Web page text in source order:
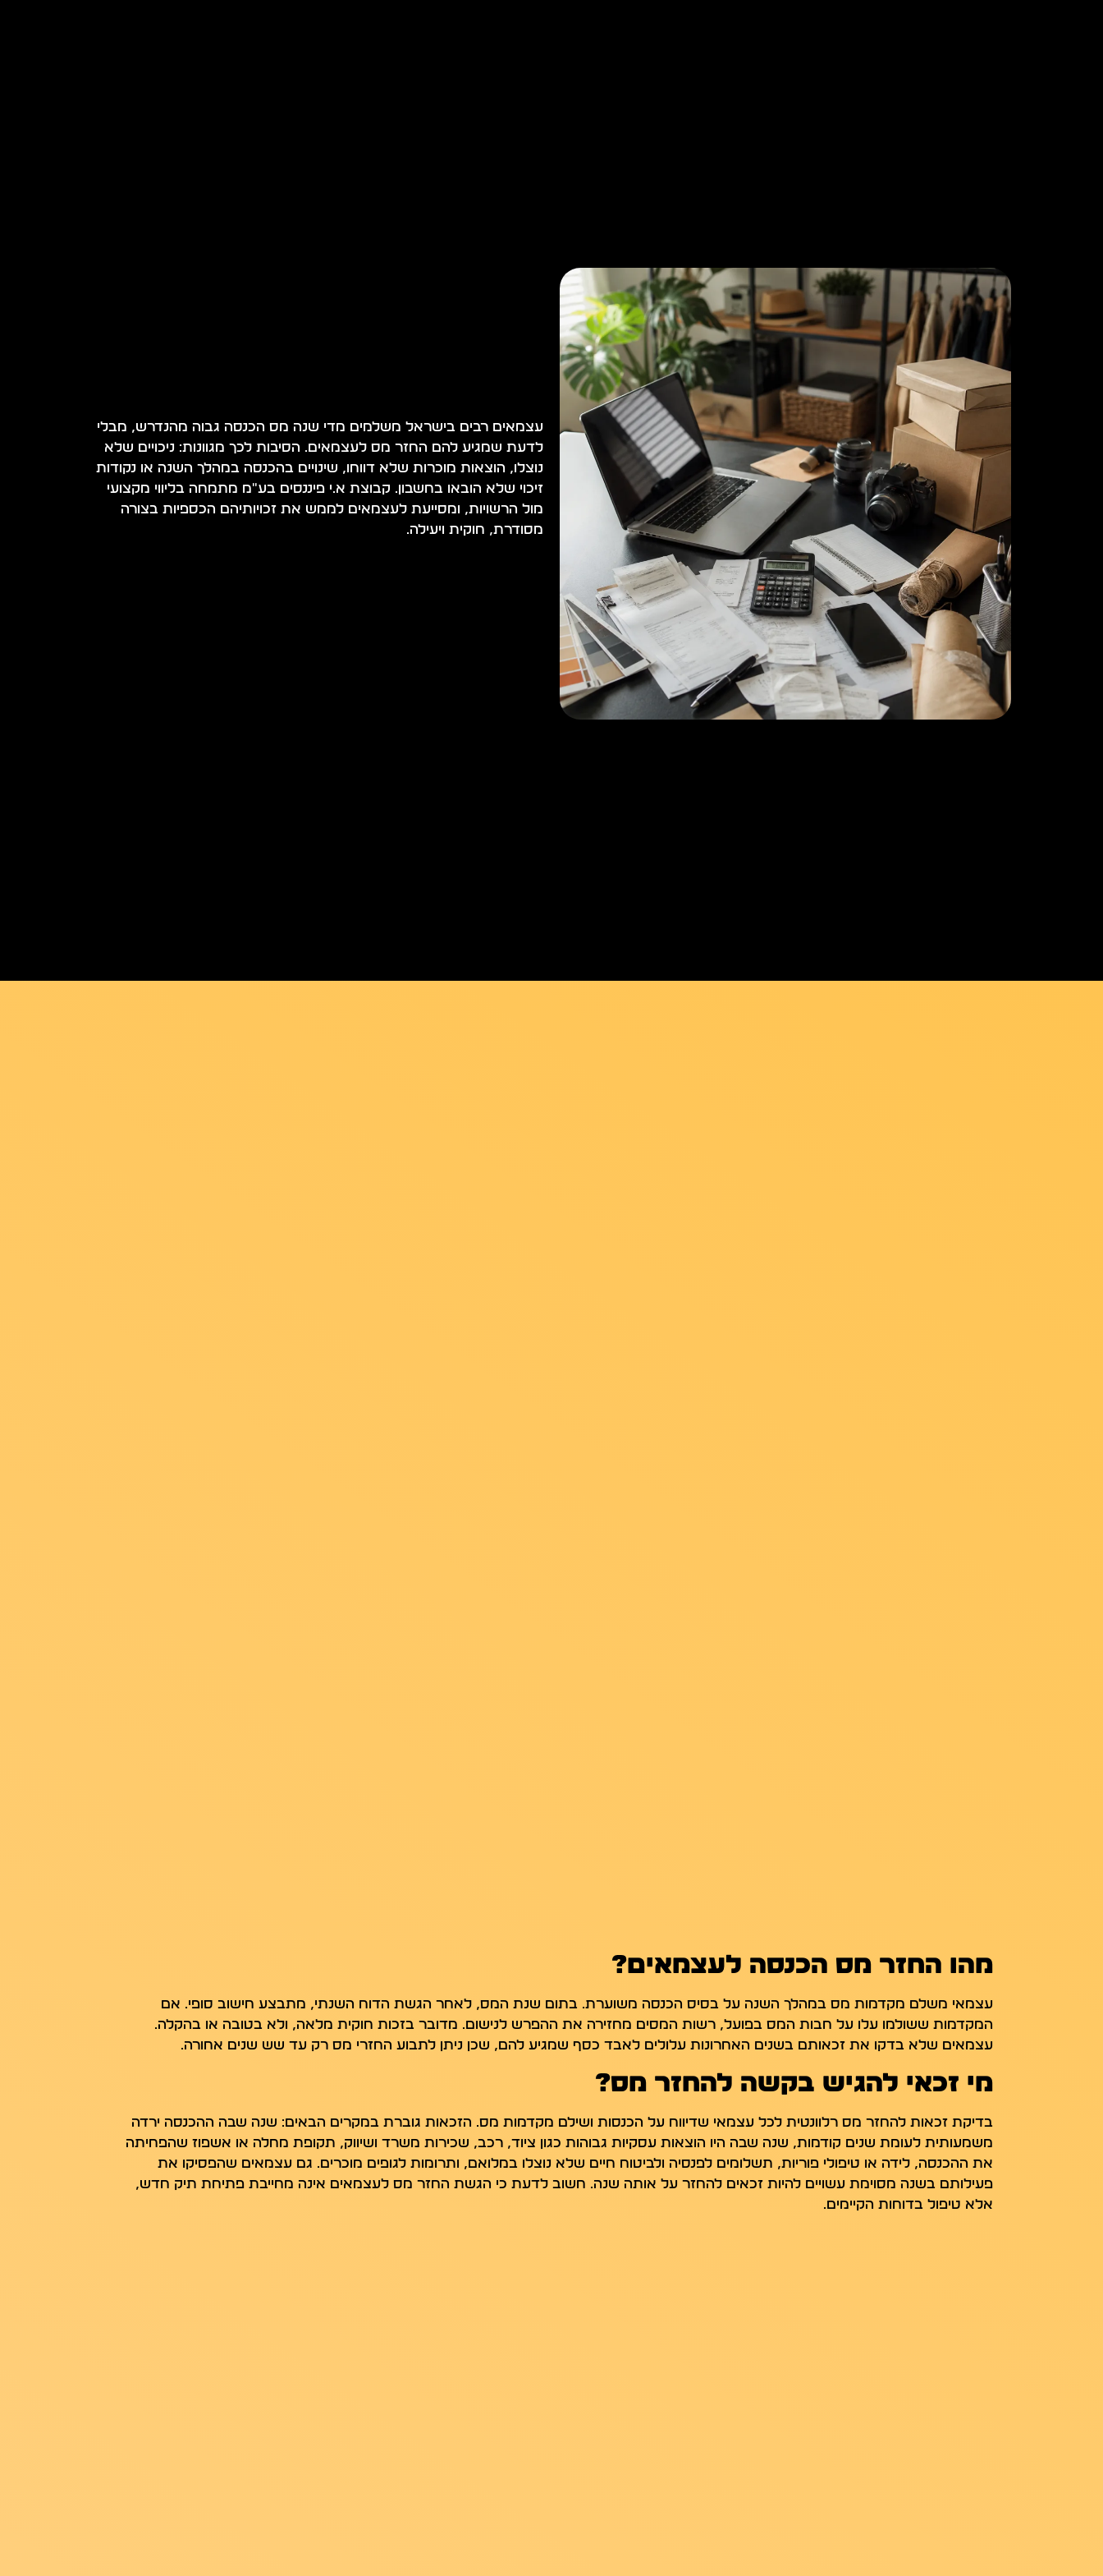
עצמאים רבים בישראל משלמים מדי שנה מס הכנסה גבוה מהנדרש, מבלי
לדעת שמגיע להם החזר מס לעצמאים. הסיבות לכך מגוונות: ניכויים שלא
נוצלו, הוצאות מוכרות שלא דווחו, שינויים בהכנסה במהלך השנה או נקודות
זיכוי שלא הובאו בחשבון. קבוצת א.י פיננסים בע"מ מתמחה בליווי מקצועי
מול הרשויות, ומסייעת לעצמאים לממש את זכויותיהם הכספיות בצורה
מסודרת, חוקית ויעילה.
מהו החזר מס הכנסה לעצמאים?
עצמאי משלם מקדמות מס במהלך השנה על בסיס הכנסה משוערת. בתום שנת המס, לאחר הגשת הדוח השנתי, מתבצע חישוב סופי. אם
המקדמות ששולמו עלו על חבות המס בפועל, רשות המסים מחזירה את ההפרש לנישום. מדובר בזכות חוקית מלאה, ולא בטובה או בהקלה.
עצמאים שלא בדקו את זכאותם בשנים האחרונות עלולים לאבד כסף שמגיע להם, שכן ניתן לתבוע החזרי מס רק עד שש שנים אחורה.
מי זכאי להגיש בקשה להחזר מס?
בדיקת זכאות להחזר מס רלוונטית לכל עצמאי שדיווח על הכנסות ושילם מקדמות מס. הזכאות גוברת במקרים הבאים: שנה שבה ההכנסה ירדה
משמעותית לעומת שנים קודמות, שנה שבה היו הוצאות עסקיות גבוהות כגון ציוד, רכב, שכירות משרד ושיווק, תקופת מחלה או אשפוז שהפחיתה
את ההכנסה, לידה או טיפולי פוריות, תשלומים לפנסיה ולביטוח חיים שלא נוצלו במלואם, ותרומות לגופים מוכרים. גם עצמאים שהפסיקו את
פעילותם בשנה מסוימת עשויים להיות זכאים להחזר על אותה שנה. חשוב לדעת כי הגשת החזר מס לעצמאים אינה מחייבת פתיחת תיק חדש,
אלא טיפול בדוחות הקיימים.